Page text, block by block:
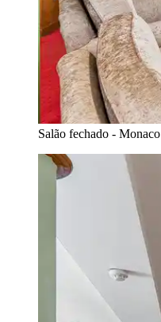
Salão fechado - Monaco